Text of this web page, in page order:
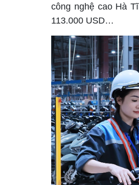
công nghệ cao Hà
113.000 USD…